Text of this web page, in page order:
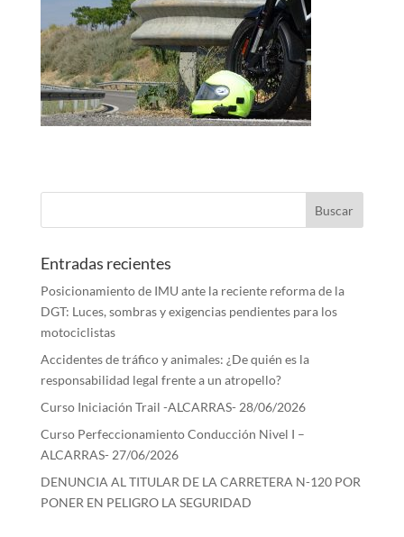
Entradas recientes
Posicionamiento de IMU ante la reciente reforma de la
DGT: Luces, sombras y exigencias pendientes para los
motociclistas
Accidentes de tráfico y animales: ¿De quién es la
responsabilidad legal frente a un atropello?
Curso Iniciación Trail -ALCARRAS- 28/06/2026
Curso Perfeccionamiento Conducción Nivel I –
ALCARRAS- 27/06/2026
DENUNCIA AL TITULAR DE LA CARRETERA N-120 POR
PONER EN PELIGRO LA SEGURIDAD